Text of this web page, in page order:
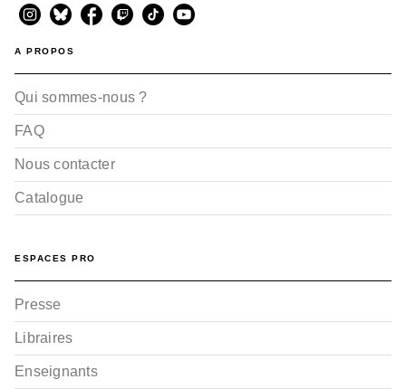
A PROPOS
Qui sommes-nous ?
FAQ
Nous contacter
Catalogue
ESPACES PRO
Presse
Libraires
Enseignants